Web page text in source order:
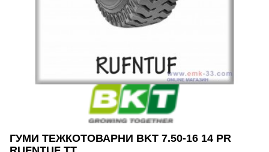
ГУМИ ТЕЖКОТОВАРНИ BKT 7.50-16 14 PR